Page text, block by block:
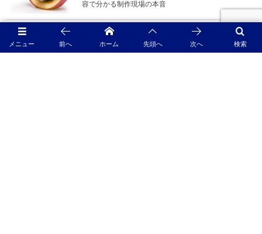
容で分かる制作現場の本音
カラスの言葉を解読せよ！…鳴き声に秘められた高度
メニュー 検索
前へ ホーム 先頭へ 次へ